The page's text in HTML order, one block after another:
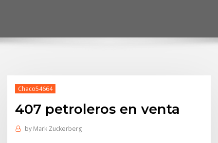
Chaco54664
407 petroleros en venta
by Mark Zuckerberg